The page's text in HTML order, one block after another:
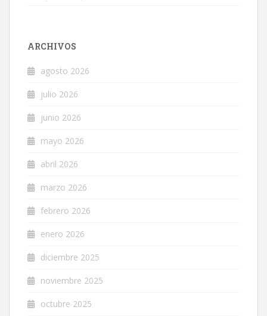
ARCHIVOS
agosto 2026
julio 2026
junio 2026
mayo 2026
abril 2026
marzo 2026
febrero 2026
enero 2026
diciembre 2025
noviembre 2025
octubre 2025